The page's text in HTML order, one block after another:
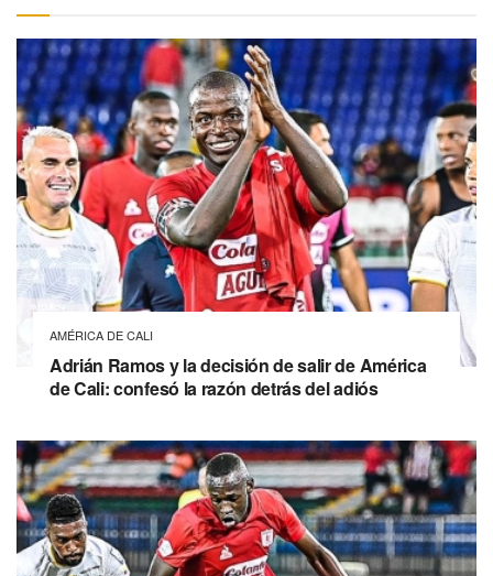
AMÉRICA DE CALI
Adrián Ramos y la decisión de salir de América
de Cali: confesó la razón detrás del adiós